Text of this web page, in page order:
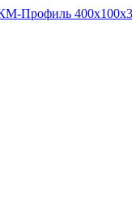
Профиль